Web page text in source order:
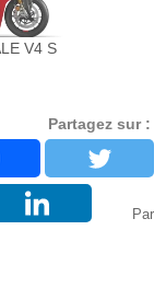
V4 S
Partagez sur :